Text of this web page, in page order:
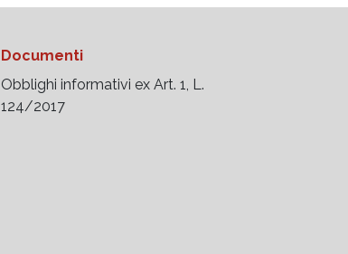
Documenti
Obblighi informativi ex Art. 1, L.
124/2017